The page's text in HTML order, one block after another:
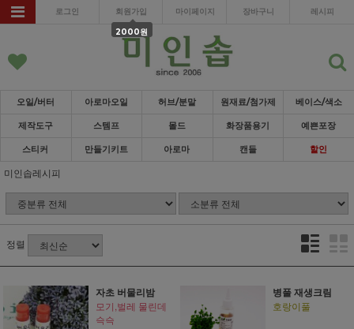
로그인 회원가입
2000원
마이페이지 장바구니 레시피
오일/버터 아로마오일 허브/분말 원재료/첨가제 베이스/색소
제작도구 스템프 몰드 화장품용기 예쁜포장
스티커 만들기키트 아로마 캔들 할인
미인솝레시피
정렬
자초 버물리밤
모기,벌레 물린데
슥슥
병풀 재생크림
호랑이풀